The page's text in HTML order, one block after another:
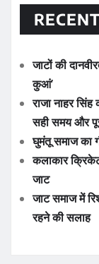
जाटों की
कुआं’
राजा नाहर
सही समय और
घुमंतू समाज का
कलाकार
जाट
जाट समाज में
रहने की सलाह